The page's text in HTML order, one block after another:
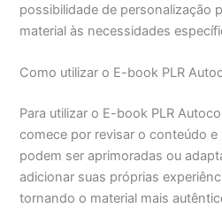
possibilidade de personalização
material às necessidades
Como utilizar o E-book PLR
Para utilizar o E-book PLR
comece por revisar o conteúdo e
podem ser aprimoradas ou
adicionar suas próprias
tornando o material mais